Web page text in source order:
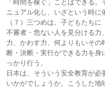
「時間を稼ぐ」ことはできる
ニュアル化し、いざという時に
（７）三つめは、子どもたち
不審者・危ない人を見分ける力
力、かわす力、何よりもいその
断・決断・実行ができる力を身
っかり行う。
日本は、そういう安全教育が必
いかがでしょうか。こうした地